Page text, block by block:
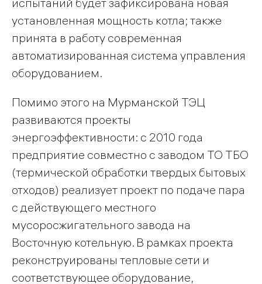
установленная мощность котла; также
принята в работу современная
автоматизированная система управления
оборудованием.
Помимо этого на Мурманской ТЭЦ
развиваются проекты
энергоэффективности: с 2010 года
предприятие совместно с заводом ТО ТБО
(термической обработки твердых бытовых
отходов) реализует проект по подаче пара
с действующего местного
мусоросжигательного завода на
Восточную котельную. В рамках проекта
реконструированы тепловые сети и
соответствующее оборудование,